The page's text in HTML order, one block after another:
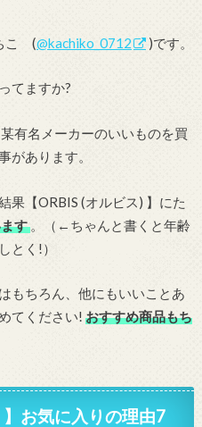
こ (@kachiko_0712 )です。
てますか?
有名メーカーのいいものを買
があります。
果【ORBIS (オルビス) 】にた
す。（←ちゃんと書くと年齢
とく!）
もちろん、他にもいいことあ
てください! おすすめ商品もち
】お気に入りの理由7